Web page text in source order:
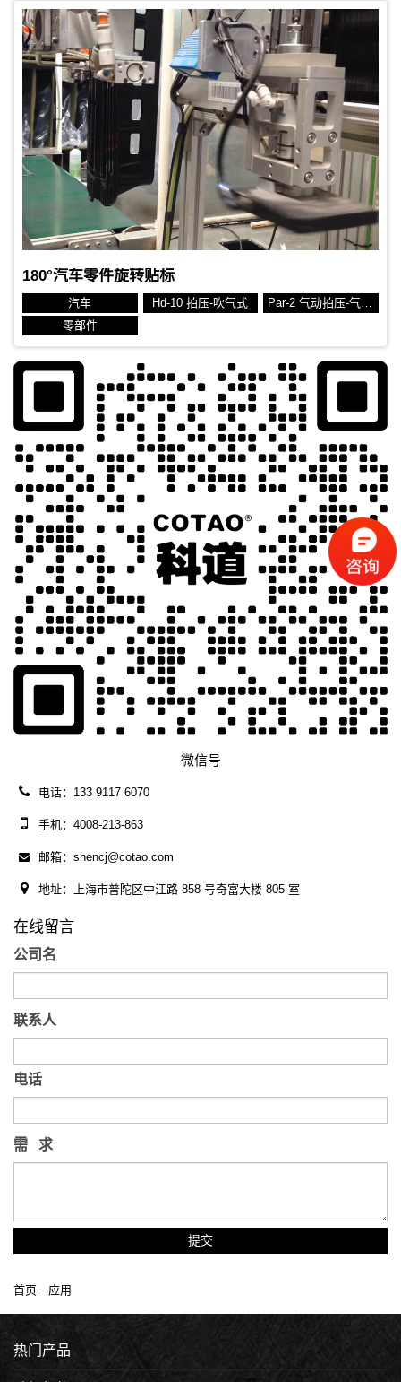
180°汽车零件旋转贴标
汽车 Hd-10 拍压-吹气式
零部件
微信号
电话：133 9117 6070
手机：4008-213-863
邮箱：shencj@cotao.com
地址：上海市普陀区中江路 858 号奇富大楼 805 室
在线留言
公司名
联系人
电话
需 求
提交
首页—应用
热门产品